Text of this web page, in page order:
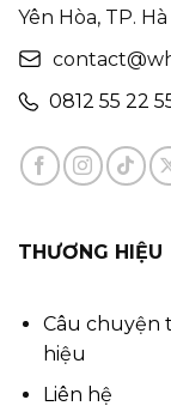
Yên Hòa, TP.
0812 55 22
THƯƠNG HIỆU
Câu chuyện
hiệu
Liên hệ